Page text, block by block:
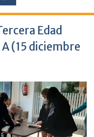
Edad
A (15 diciembre